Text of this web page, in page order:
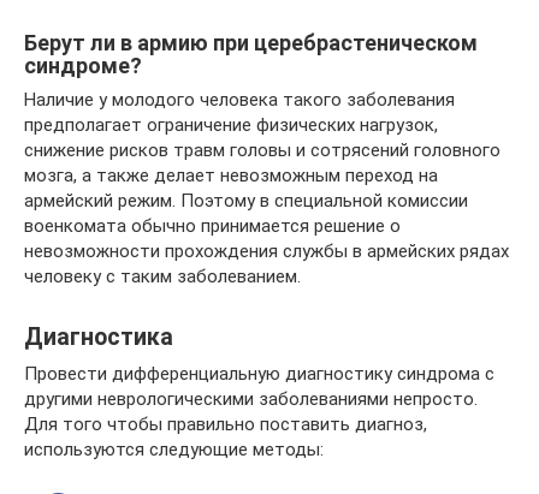
Берут ли в армию при церебрастеническом
синдроме?
Наличие у молодого человека такого заболевания
предполагает ограничение физических нагрузок,
снижение рисков травм головы и сотрясений головного
мозга, а также делает невозможным переход на
армейский режим. Поэтому в специальной комиссии
военкомата обычно принимается решение о
невозможности прохождения службы в армейских рядах
человеку с таким заболеванием.
Диагностика
Провести дифференциальную диагностику синдрома с
другими неврологическими заболеваниями непросто.
Для того чтобы правильно поставить диагноз,
используются следующие методы: